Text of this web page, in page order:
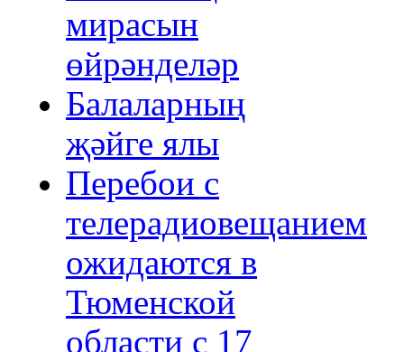
мирасын
өйрәнделәр
Балаларның
җәйге ялы
Перебои с
телерадиовещанием
ожидаются в
Тюменской
области с 17